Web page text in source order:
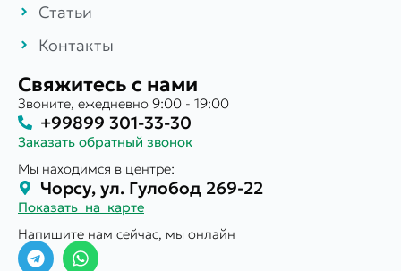
Статьи
Контакты
Свяжитесь с нами
Звоните, ежедневно 9:00 - 19:00
+99899 301-33-30
Заказать обратный звонок
Мы находимся в центре:
Чорсу, ул. Гулобод 269-22
Показать на карте
Напишите нам сейчас, мы онлайн